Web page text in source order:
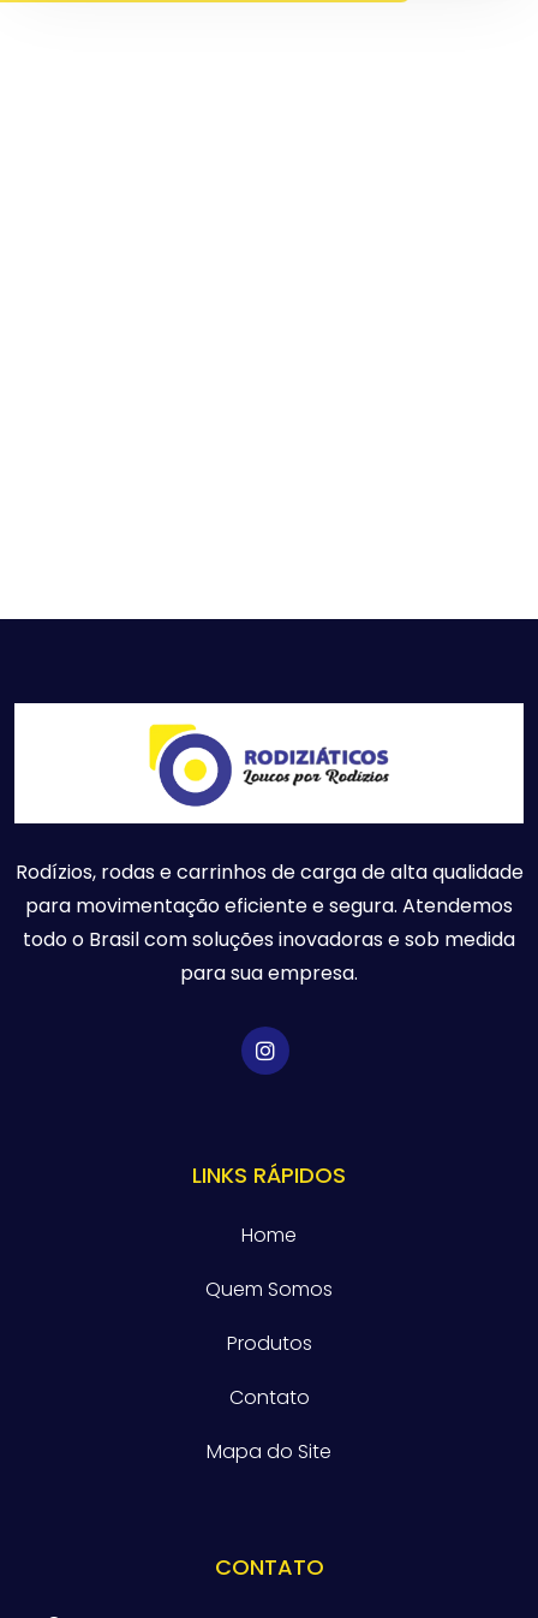
Rodízios, rodas e carrinhos de carga de alta qualidade
para movimentação eficiente e segura. Atendemos
todo o Brasil com soluções inovadoras e sob medida
para sua empresa.
LINKS RÁPIDOS
Home
Quem Somos
Produtos
Contato
Mapa do Site
CONTATO